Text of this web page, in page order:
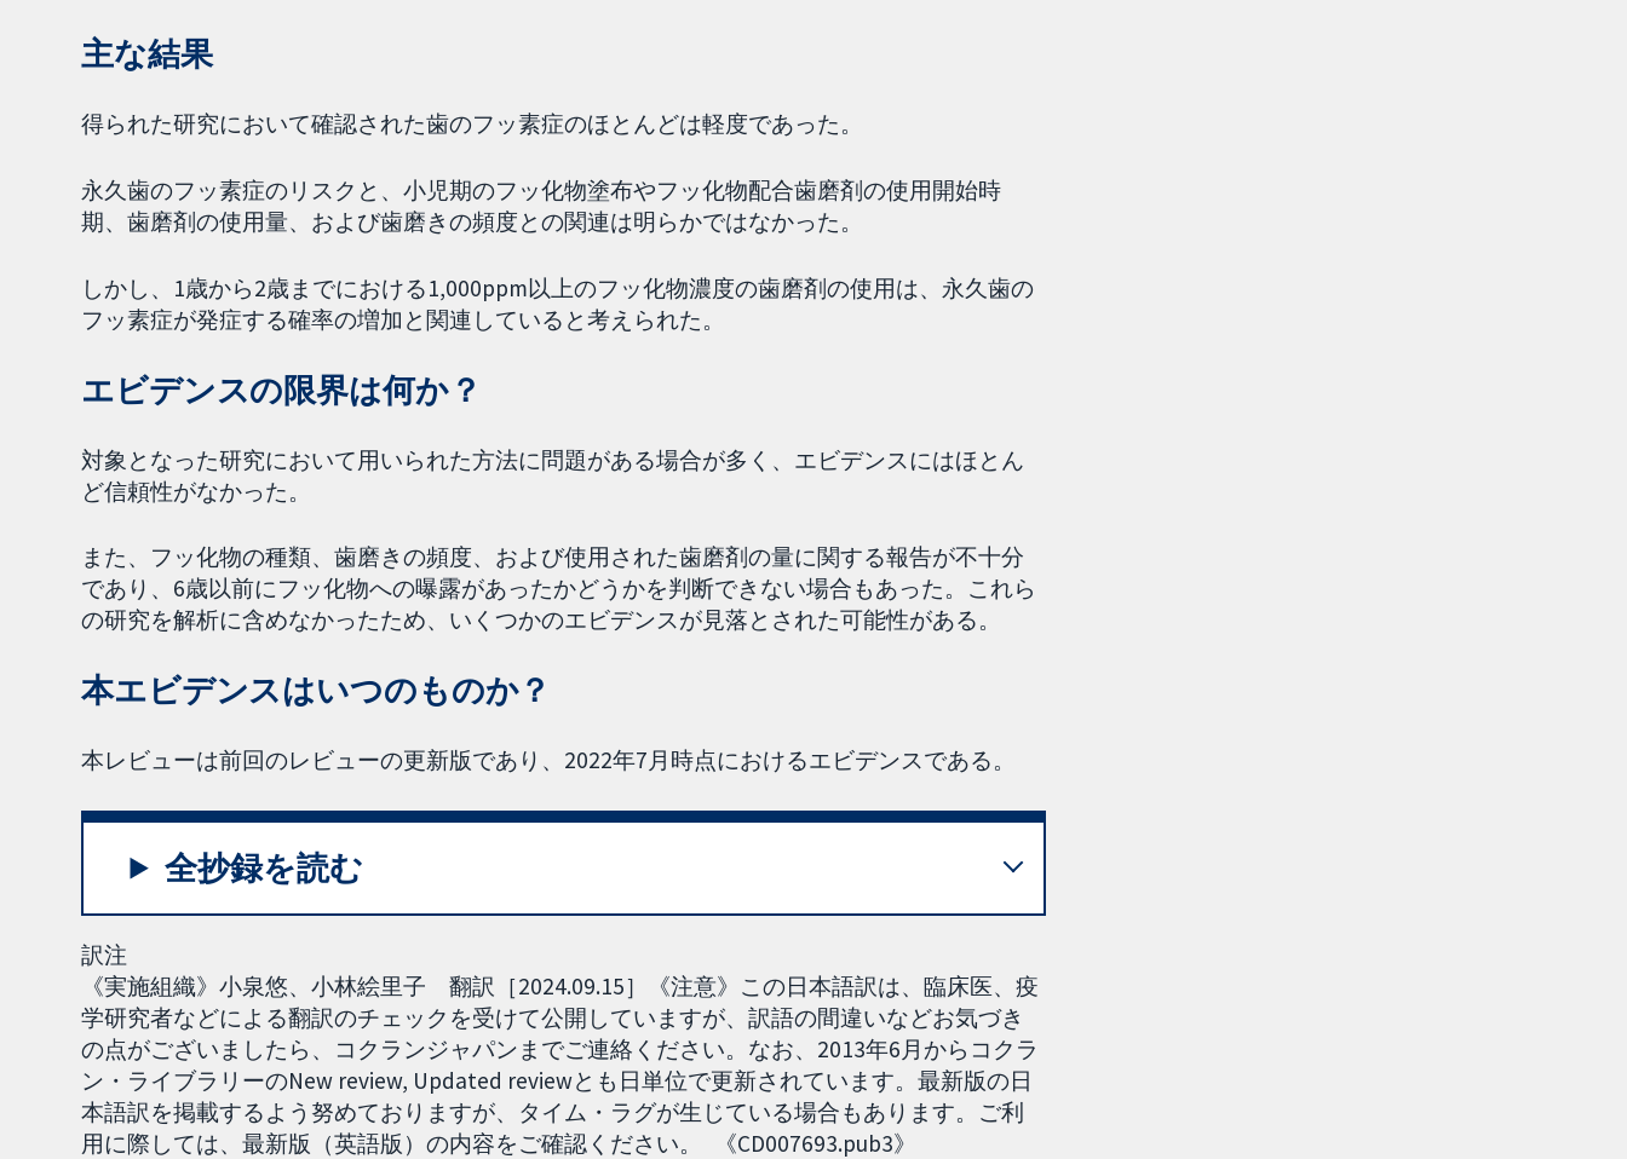
主な結果
得られた研究において確認された歯のフッ素症のほとんどは軽度であった。
永久歯のフッ素症のリスクと、小児期のフッ化物塗布やフッ化物配合歯磨剤の使用開始時
期、歯磨剤の使用量、および歯磨きの頻度との関連は明らかではなかった。
しかし、1歳から2歳までにおける1,000ppm以上のフッ化物濃度の歯磨剤の使用は、永久歯の
フッ素症が発症する確率の増加と関連していると考えられた。
エビデンスの限界は何か？
対象となった研究において用いられた方法に問題がある場合が多く、エビデンスにはほとん
ど信頼性がなかった。
また、フッ化物の種類、歯磨きの頻度、および使用された歯磨剤の量に関する報告が不十分
であり、6歳以前にフッ化物への曝露があったかどうかを判断できない場合もあった。これら
の研究を解析に含めなかったため、いくつかのエビデンスが見落とされた可能性がある。
本エビデンスはいつのものか？
本レビューは前回のレビューの更新版であり、2022年7月時点におけるエビデンスである。
全抄録を読む
訳注
《実施組織》小泉悠、小林絵里子 翻訳［2024.09.15］《注意》この日本語訳は、臨床医、疫
学研究者などによる翻訳のチェックを受けて公開していますが、訳語の間違いなどお気づき
の点がございましたら、コクランジャパンまでご連絡ください。なお、2013年6月からコクラ
ン・ライブラリーのNew review, Updated reviewとも日単位で更新されています。最新版の日
本語訳を掲載するよう努めておりますが、タイム・ラグが生じている場合もあります。ご利
用に際しては、最新版（英語版）の内容をご確認ください。 《CD007693.pub3》